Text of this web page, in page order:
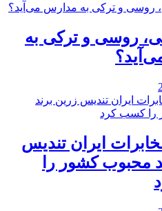
روسی و ترکی به
ایران تندیس
محبوب کشور را